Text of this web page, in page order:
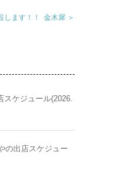
ます！！ 金木犀 ＞
スケジュール(2026.
の出店スケジュー